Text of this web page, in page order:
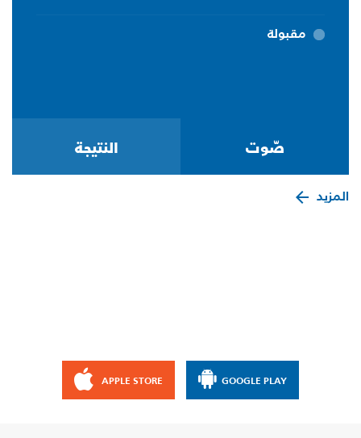
مقبولة
المزيد
GOOGLE PLAY
APPLE STORE